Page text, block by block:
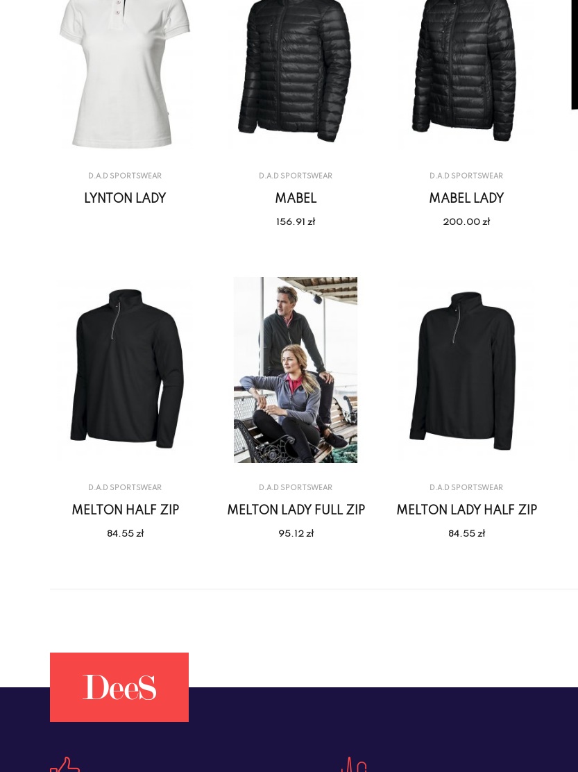
D.A.D SPORTSWEAR
LYNTON LADY
D.A.D SPORTSWEAR
MABEL
156.91 zł
D.A.D SPORTSWEAR
MABEL LADY
200.00 zł
D.A.D SPORTSWEAR
MELTON HALF ZIP
84.55 zł
D.A.D SPORTSWEAR
MELTON LADY FULL ZIP
95.12 zł
D.A.D SPORTSWEAR
MELTON LADY HALF ZIP
84.55 zł